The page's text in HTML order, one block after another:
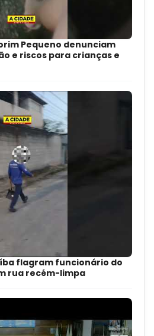
Pequeno denunciam
e riscos para crianças e
flagram funcionário do
rua recém-limpa